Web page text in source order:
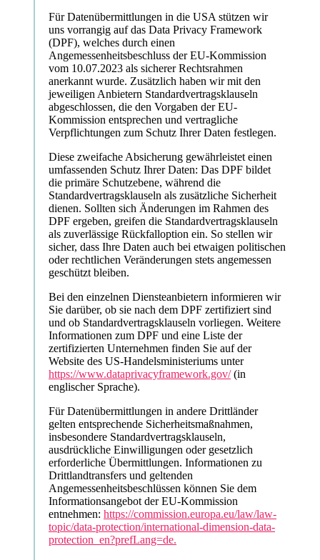
Für Datenübermittlungen in die USA stützen wir
uns vorrangig auf das Data Privacy Framework
(DPF), welches durch einen
Angemessenheitsbeschluss der EU-Kommission
vom 10.07.2023 als sicherer Rechtsrahmen
anerkannt wurde. Zusätzlich haben wir mit den
jeweiligen Anbietern Standardvertragsklauseln
abgeschlossen, die den Vorgaben der EU-
Kommission entsprechen und vertragliche
Verpflichtungen zum Schutz Ihrer Daten festlegen.
Diese zweifache Absicherung gewährleistet einen
umfassenden Schutz Ihrer Daten: Das DPF bildet
die primäre Schutzebene, während die
Standardvertragsklauseln als zusätzliche Sicherheit
dienen. Sollten sich Änderungen im Rahmen des
DPF ergeben, greifen die Standardvertragsklauseln
als zuverlässige Rückfalloption ein. So stellen wir
sicher, dass Ihre Daten auch bei etwaigen politischen
oder rechtlichen Veränderungen stets angemessen
geschützt bleiben.
Bei den einzelnen Diensteanbietern informieren wir
Sie darüber, ob sie nach dem DPF zertifiziert sind
und ob Standardvertragsklauseln vorliegen. Weitere
Informationen zum DPF und eine Liste der
zertifizierten Unternehmen finden Sie auf der
Website des US-Handelsministeriums unter
https://www.dataprivacyframework.gov/(in
englischer Sprache).
Für Datenübermittlungen in andere Drittländer
gelten entsprechende Sicherheitsmaßnahmen,
insbesondere Standardvertragsklauseln,
ausdrückliche Einwilligungen oder gesetzlich
erforderliche Übermittlungen. Informationen zu
Drittlandtransfers und geltenden
Angemessenheitsbeschlüssen können Sie dem
Informationsangebot der EU-Kommission
entnehmen: https://commission.europa.eu/law/law-
topic/data-protection/international-dimension-data-
protection_en?prefLang=de.